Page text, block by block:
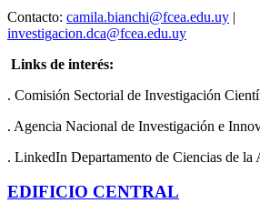
Contacto: camila.bianchi@fcea.edu.uy |
investigacion.dca@fcea.edu.uy
Links de interés:
. Comisión Sectorial de Investigación
. Agencia Nacional de Investigación e
. LinkedIn Departamento de Ciencias de la
EDIFICIO CENTRAL